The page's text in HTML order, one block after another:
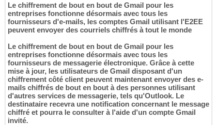
Le chiffrement de bout en bout de Gmail pour les
entreprises fonctionne désormais avec tous les
fournisseurs d'e-mails, les comptes Gmail utilisant l'E2EE
peuvent envoyer des courriels chiffrés à tout le monde
Le chiffrement de bout en bout de Gmail pour les
entreprises fonctionne désormais avec tous les
fournisseurs de messagerie électronique. Grâce à cette
mise à jour, les utilisateurs de Gmail disposant d'un
chiffrement côté client peuvent maintenant envoyer des e-
mails chiffrés de bout en bout à des personnes utilisant
d'autres services de messagerie, tels qu'Outlook. Le
destinataire recevra une notification concernant le message
chiffré et pourra le consulter à l'aide d'un compte Gmail
invité.